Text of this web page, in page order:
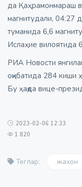
да Қаҳрамонмараш
магнитудали, 04:27
туманида 6,6
Ислаҳие вилоятида
РИА Новости
оқибатида 284 киши
Бу ҳақда вице-
2023-02-06 12:33
1 820
Теглар: жахон